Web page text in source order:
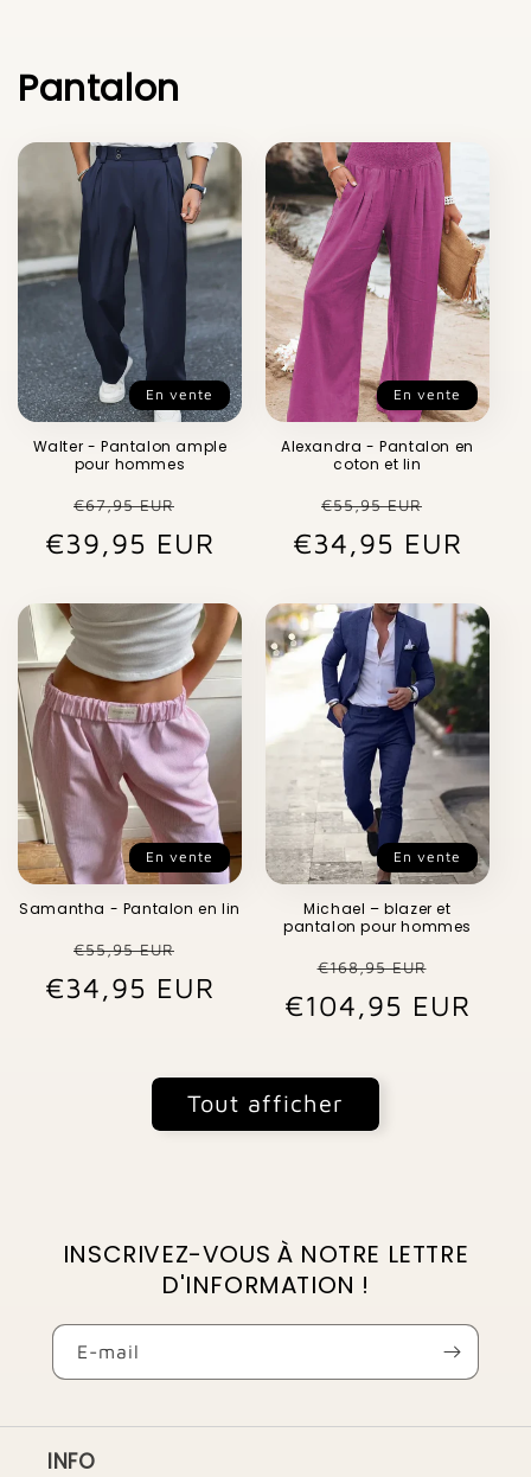
Pantalon
En vente
Walter - Pantalon ample
pour hommes
Prix
habituel
€67,95 EUR
promotionnel
€39,95 EUR
En vente
Alexandra - Pantalon en
coton et lin
Prix
habituel
€55,95 EUR
€34,95 EUR
En vente
Samantha - Pantalon en lin
Prix
habituel
€55,95 EUR
promotionnel
€34,95 EUR
En vente
Michael – blazer et
pantalon pour hommes
Prix
habituel
€168,95 EUR
€104,95 EUR
Tout afficher
INSCRIVEZ-VOUS À NOTRE LETTRE
D'INFORMATION !
E-mail
INFO